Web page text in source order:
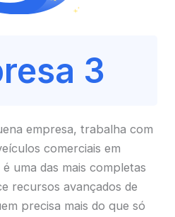
3
empresa, trabalha com
comerciais em
uma das mais completas
recursos avançados de
precisa mais do que só